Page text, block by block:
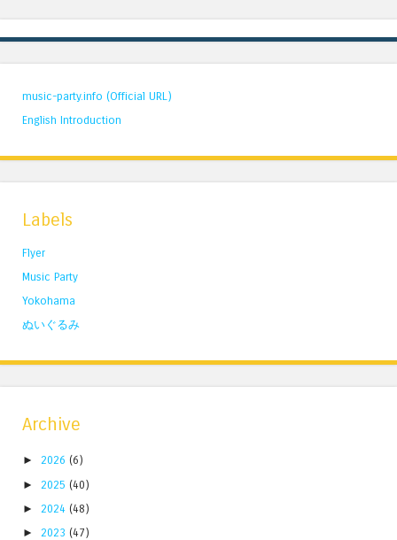
music-party.info (Official URL)
English Introduction
Labels
Flyer
Music Party
Yokohama
ぬいぐるみ
Archive
► 2026 (6)
► 2025 (40)
► 2024 (48)
► 2023 (47)